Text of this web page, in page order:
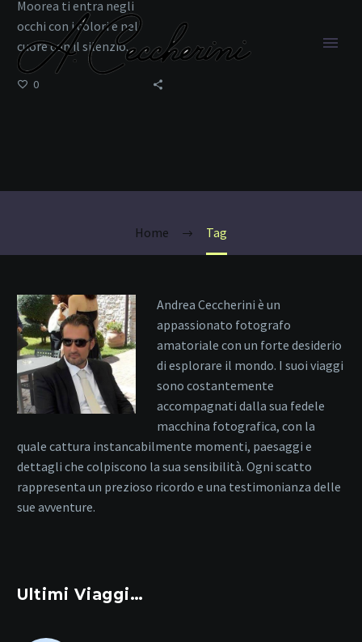
Home Tag
Moorea ti entra negli
occhi con i colori e nel
cuore con il silenzio.
0
Andrea Ceccherini è un
appassionato fotografo
amatoriale con un forte desiderio
di esplorare il mondo. I suoi viaggi
sono costantemente
accompagnati dalla sua fedele
macchina fotografica, con la
quale cattura instancabilmente momenti, paesaggi e
dettagli che colpiscono la sua sensibilità. Ogni scatto
rappresenta un prezioso ricordo e una testimonianza delle
sue avventure.
Ultimi Viaggi…